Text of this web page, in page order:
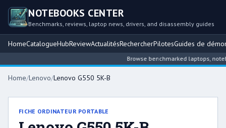
NOTEBOOKS CENTER
Benchmarks, reviews, laptop news, drivers, and disassembly guides
HomeCatalogueHubReviewActualitésRechercherPilotesGuides de
Browse benchmarked laptops,
Home/Lenovo/Lenovo G550 5K-B
FICHE ORDINATEUR PORTABLE